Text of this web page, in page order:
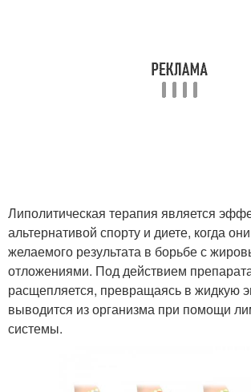
Липолитическая терапия является
альтернативой спорту и диете, когда
желаемого результата в борьбе с
отложениями. Под действием
расщепляется, превращаясь в жидкую
выводится из организма при помощи
системы.